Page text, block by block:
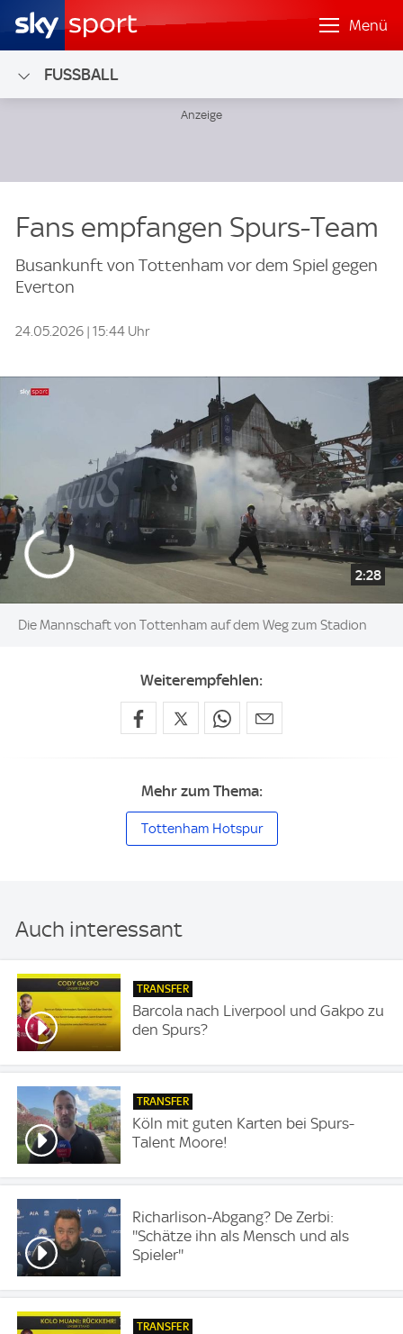
Menü
FUSSBALL
Fans empfangen Spurs-Team
Busankunft von Tottenham vor dem Spiel gegen
Everton
24.05.2026 | 15:44 Uhr
2:28
Die Mannschaft von Tottenham auf dem Weg zum Stadion
Weiterempfehlen:
Mehr zum Thema:
Tottenham Hotspur
Auch interessant
TRANSFER
Barcola nach Liverpool und Gakpo zu
den Spurs?
TRANSFER
Köln mit guten Karten bei Spurs-
Talent Moore!
Richarlison-Abgang? De Zerbi:
''Schätze ihn als Mensch und als
Spieler''
TRANSFER